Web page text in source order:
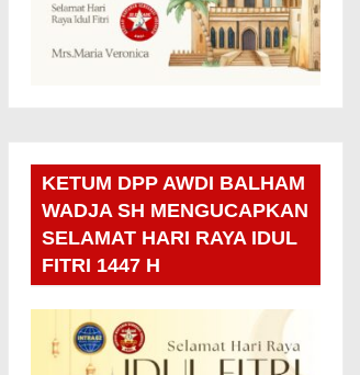
KETUM DPP AWDI BALHAM
WADJA SH MENGUCAPKAN
SELAMAT HARI RAYA IDUL
FITRI 1447 H